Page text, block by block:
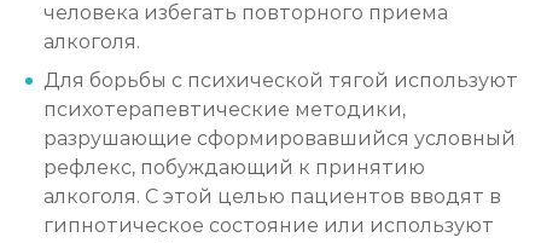
Социализация алкоголиков
от 750 ₽ Записаться
человека избегать повторного приема
алкоголя.
Для борьбы с психической тягой используют
психотерапевтические методики,
разрушающие сформировавшийся условный
рефлекс, побуждающий к принятию
алкоголя. С этой целью пациентов вводят в
гипнотическое состояние или используют